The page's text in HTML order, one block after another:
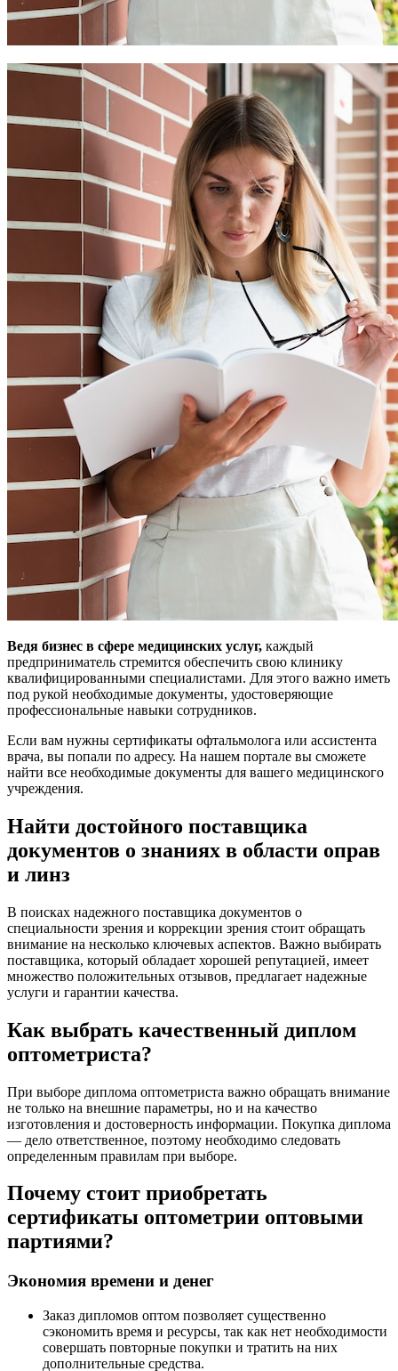
Ведя бизнес в сфере медицинских услуг, каждый
предприниматель стремится обеспечить свою клинику
квалифицированными специалистами. Для этого важно иметь
под рукой необходимые документы, удостоверяющие
профессиональные навыки сотрудников.
Если вам нужны сертификаты офтальмолога или ассистента
врача, вы попали по адресу. На нашем портале вы сможете
найти все необходимые документы для вашего медицинского
учреждения.
Найти достойного поставщика
документов о знаниях в области оправ
и линз
В поисках надежного поставщика документов о
специальности зрения и коррекции зрения стоит обращать
внимание на несколько ключевых аспектов. Важно выбирать
поставщика, который обладает хорошей репутацией, имеет
множество положительных отзывов, предлагает надежные
услуги и гарантии качества.
Как выбрать качественный диплом
оптометриста?
При выборе диплома оптометриста важно обращать внимание
не только на внешние параметры, но и на качество
изготовления и достоверность информации. Покупка диплома
— дело ответственное, поэтому необходимо следовать
определенным правилам при выборе.
Почему стоит приобретать
сертификаты оптометрии оптовыми
партиями?
Экономия времени и денег
Заказ дипломов оптом позволяет существенно
сэкономить время и ресурсы, так как нет необходимости
совершать повторные покупки и тратить на них
дополнительные средства.